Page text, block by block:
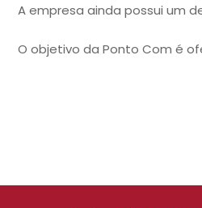
A empresa ainda possui um
O objetivo da Ponto Com é